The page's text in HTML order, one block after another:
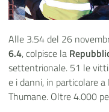
Alle 3.54 del 26
6.4, colpisce la
settentrionale. 51 le
e i danni, in particolare
Thumane. Oltre 4.000